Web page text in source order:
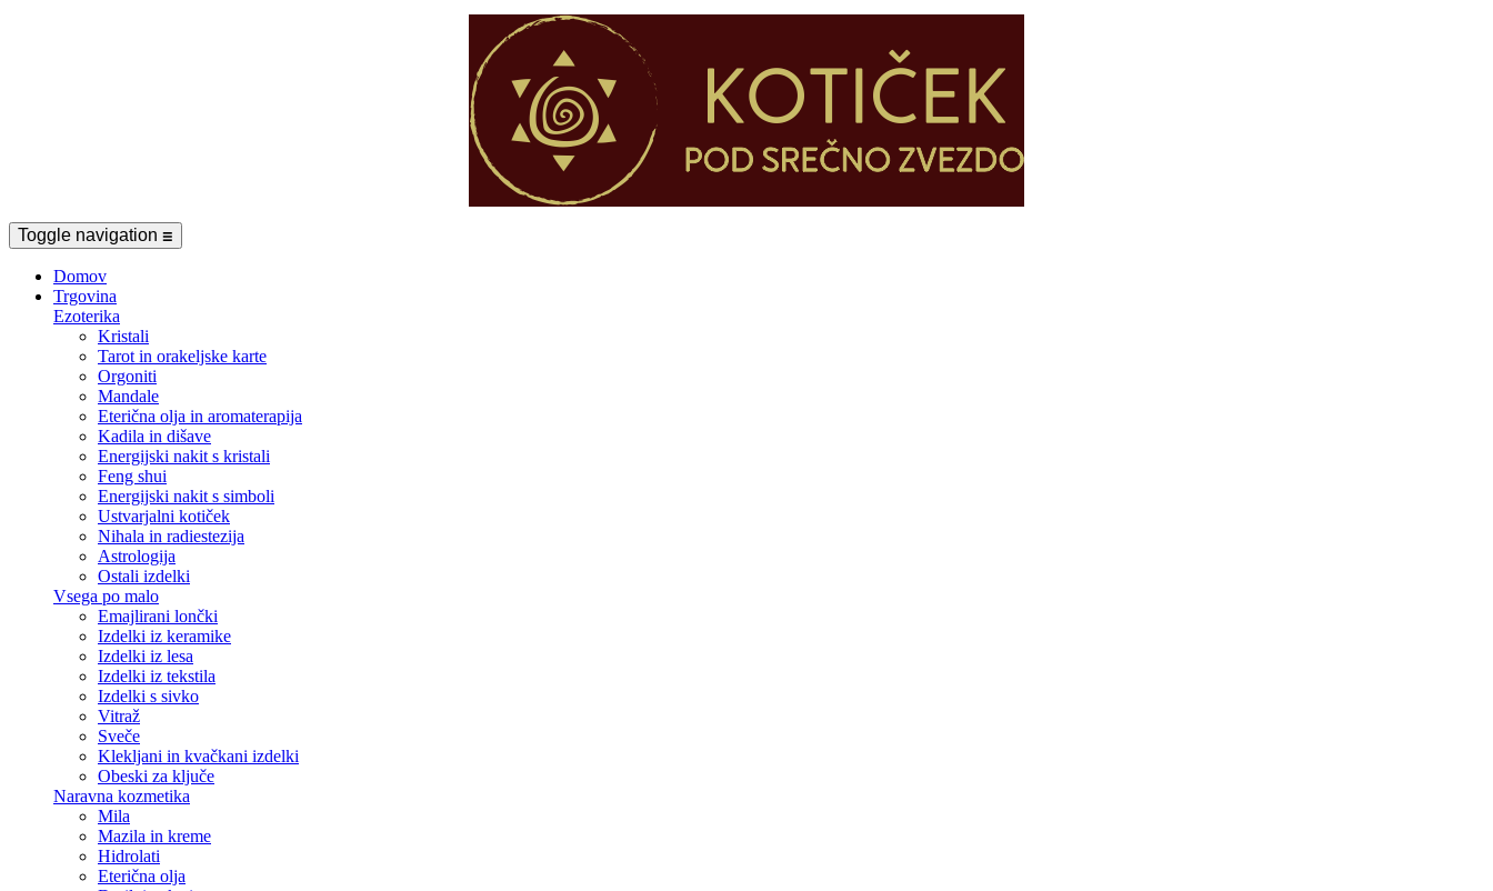
Toggle navigation ☰
Domov
Trgovina
Ezoterika
Kristali
Tarot in orakeljske karte
Orgoniti
Mandale
Eterična olja in aromaterapija
Kadila in dišave
Energijski nakit s kristali
Feng shui
Energijski nakit s simboli
Ustvarjalni kotiček
Nihala in radiestezija
Astrologija
Ostali izdelki
Vsega po malo
Emajlirani lončki
Izdelki iz keramike
Izdelki iz lesa
Izdelki iz tekstila
Izdelki s sivko
Vitraž
Sveče
Klekljani in kvačkani izdelki
Obeski za ključe
Naravna kozmetika
Mila
Mazila in kreme
Hidrolati
Eterična olja